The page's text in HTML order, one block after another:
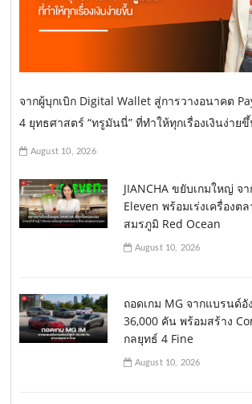
จากผู้บุกเบิก Digital Wallet สู่การวางอนาคต
4 ยุทธศาสตร์ “ทรูมันนี่” ที่ทำให้ทุกเรื่องเงินง่าย
August 10, 2026
JIANCHA ขยับเกมใหญ่ จ
Eleven พร้อมเร่งเครื่องต
สมรภูมิ Red Ocean
August 10, 2026
ถอดเกม MG จากแบรนด์อั
36,000 คัน พร้อมสร้าง
กลยุทธ์ 4 Fine
August 10, 2026